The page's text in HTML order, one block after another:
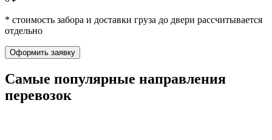
* стоимость забора и доставки груза до двери рассчитывается
отдельно
Оформить заявку
Самые популярные направления
перевозок